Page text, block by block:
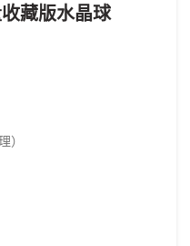
藏版水晶球